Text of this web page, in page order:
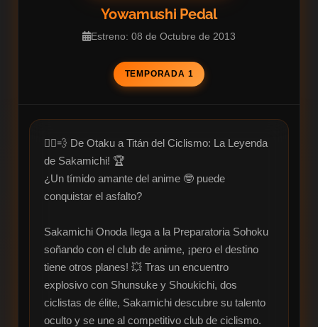
Yowamushi Pedal
Estreno: 08 de Octubre de 2013
TEMPORADA 1
🚴‍♂️💨 De Otaku a Titán del Ciclismo: La Leyenda
de Sakamichi! 🏆
¿Un tímido amante del anime 🤓 puede
conquistar el asfalto?
Sakamichi Onoda llega a la Preparatoria Sohoku
soñando con el club de anime, ¡pero el destino
tiene otros planes! 💥 Tras un encuentro
explosivo con Shunsuke y Shoukichi, dos
ciclistas de élite, Sakamichi descubre su talento
oculto y se une al competitivo club de ciclismo.